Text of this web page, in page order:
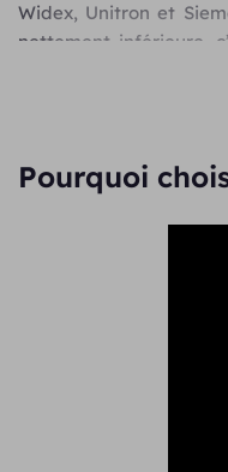
Widex, Unitron et
nettement inférieure,
néanmoins de
Pourquoi